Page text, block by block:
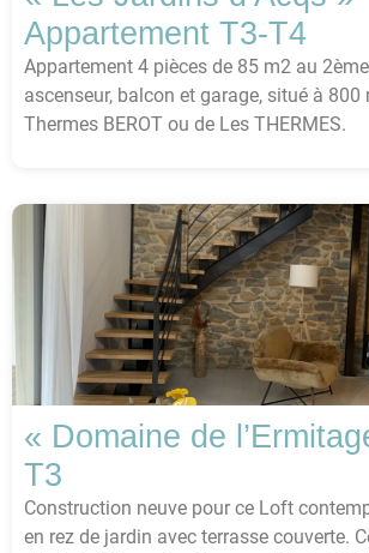
Appartement T3-T4
Appartement 4 pièces de 85 m2 au
ascenseur, balcon et garage, situé à 800
Thermes BEROT ou de Les THERMES.
« Domaine de
T3
Construction neuve pour ce Loft
en rez de jardin avec terrasse couverte.